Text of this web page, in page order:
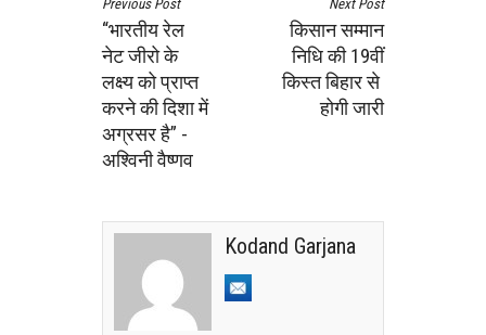
Previous Post
“भारतीय रेल
नेट जीरो के
लक्ष्य को प्राप्त
करने की दिशा में
अग्रसर है” -
अश्विनी वैष्णव
Next Post
किसान सम्मान
निधि की 19वीं
किस्त बिहार से
होगी जारी
Kodand Garjana